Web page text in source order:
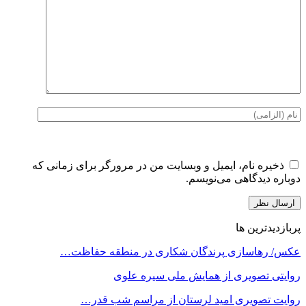
ذخیره نام، ایمیل و وبسایت من در مرورگر برای زمانی که
دوباره دیدگاهی می‌نویسم.
پربازدیدترین ها
عکس/ رهاسازی پرندگان شکاری در منطقه حفاظت…
روایتی تصویری از همایش ملی سیره علوی
روایت تصویری امید لرستان از مراسم شب قدر…